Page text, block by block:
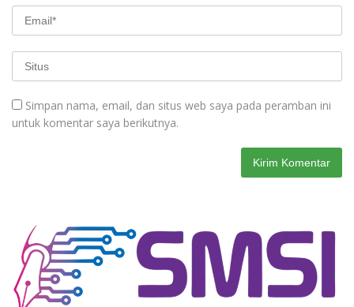
Simpan nama, email, dan situs web saya pada peramban ini
untuk komentar saya berikutnya.